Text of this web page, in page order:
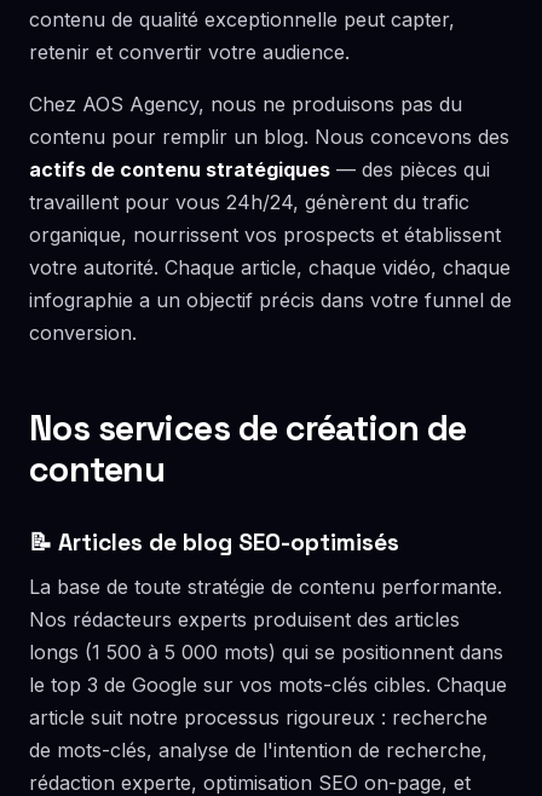
contenu de qualité exceptionnelle peut capter,
retenir et convertir votre audience.
Chez AOS Agency, nous ne produisons pas du
contenu pour remplir un blog. Nous concevons des
actifs de contenu stratégiques — des pièces qui
travaillent pour vous 24h/24, génèrent du trafic
organique, nourrissent vos prospects et établissent
votre autorité. Chaque article, chaque vidéo, chaque
infographie a un objectif précis dans votre funnel de
conversion.
Nos services de création de
contenu
📝 Articles de blog SEO-optimisés
La base de toute stratégie de contenu performante.
Nos rédacteurs experts produisent des articles
longs (1 500 à 5 000 mots) qui se positionnent dans
le top 3 de Google sur vos mots-clés cibles. Chaque
article suit notre processus rigoureux : recherche
de mots-clés, analyse de l'intention de recherche,
rédaction experte, optimisation SEO on-page, et